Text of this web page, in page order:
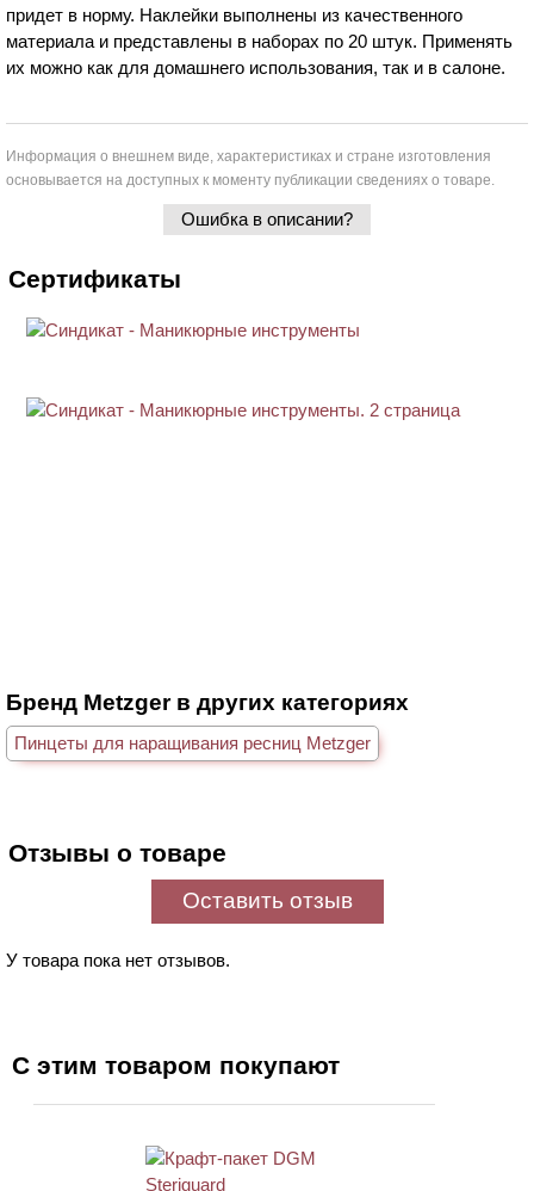
придет в норму. Наклейки выполнены из качественного
материала и представлены в наборах по 20 штук. Применять
их можно как для домашнего использования, так и в салоне.
Информация о внешнем виде, характеристиках и стране изготовления
основывается на доступных к моменту публикации сведениях о товаре.
Ошибка в описании?
Сертификаты
Бренд Metzger в других категориях
Пинцеты для наращивания ресниц Metzger
Отзывы о товаре
Оставить отзыв
У товара пока нет отзывов.
С этим товаром покупают